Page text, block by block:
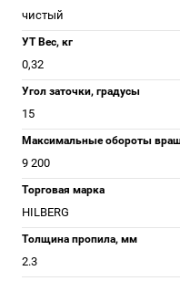
чистый
УТ Вес, кг
0,32
Угол заточки, градусы
15
Максимальные обороты
9 200
Торговая марка
HILBERG
Толщина пропила, мм
2.3